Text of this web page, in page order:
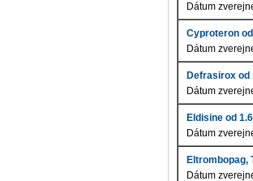
Dátum
Cyproteron
Dátum
Defrasirox od
Dátum
Eldisine od
Dátum
Eltrombopag,
Dátum